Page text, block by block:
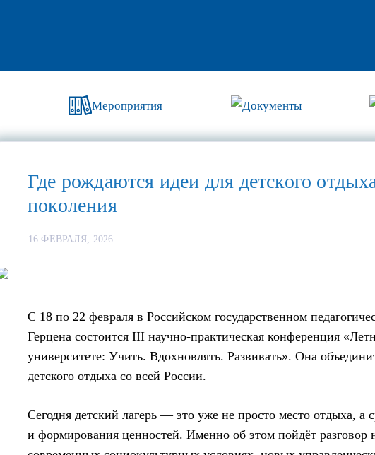
Мероприятия Документы
Где рождаются идеи для детского
поколения
16 ФЕВРАЛЯ, 2026
С 18 по 22 февраля в Российском государственном
Герцена состоится III научно-практическая конференция
университете: Учить. Вдохновлять. Развивать». Она
детского отдыха со всей России.
Сегодня детский лагерь — это уже не просто место отдыха, а
и формирования ценностей. Именно об этом пойдёт разговор